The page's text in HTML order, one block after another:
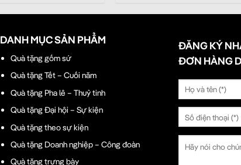
DANH MỤC SẢN PHẨM
Quà tặng gốm sứ
Quà tặng Tết – Cuối năm
Quà tặng Pha lê – Thuỷ tinh
Quà tặng Đại hội – Sự kiện
Quà tặng theo sự kiện
Quà tặng Doanh nghiệp – Công đoàn
Quà tặng trưng bày
ĐĂNG KÝ
ĐƠN HÀNG